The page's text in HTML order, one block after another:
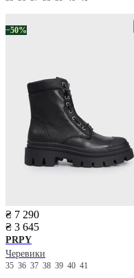
−50%
₴ 7 290
₴ 3 645
PRPY
Черевики
35 36 37 38 39 40 41